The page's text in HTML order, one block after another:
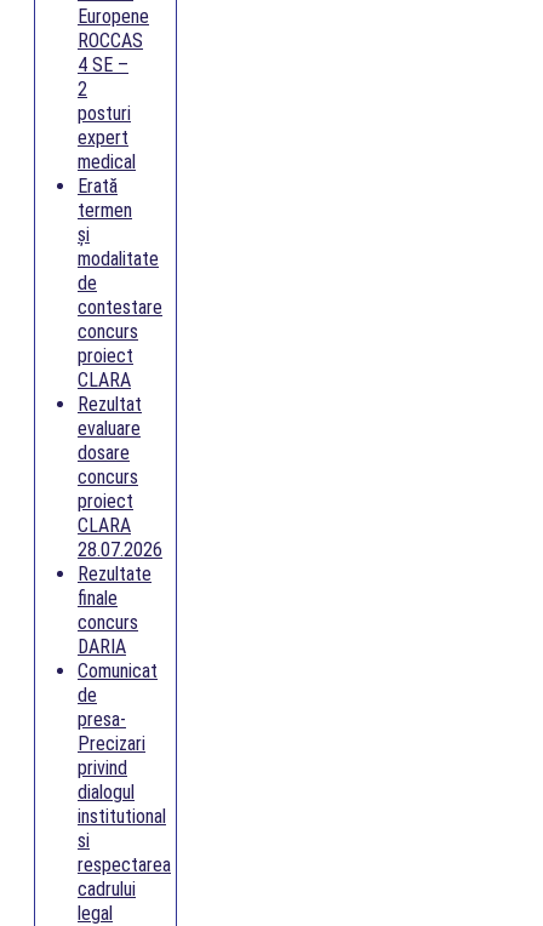
Europene
ROCCAS
4 SE –
2
posturi
expert
medical
Erată
termen
și
modalitate
de
contestare
concurs
proiect
CLARA
Rezultat
evaluare
dosare
concurs
proiect
CLARA
28.07.2026
Rezultate
finale
concurs
DARIA
Comunicat
de
presa-
Precizari
privind
dialogul
institutional
si
respectarea
cadrului
legal